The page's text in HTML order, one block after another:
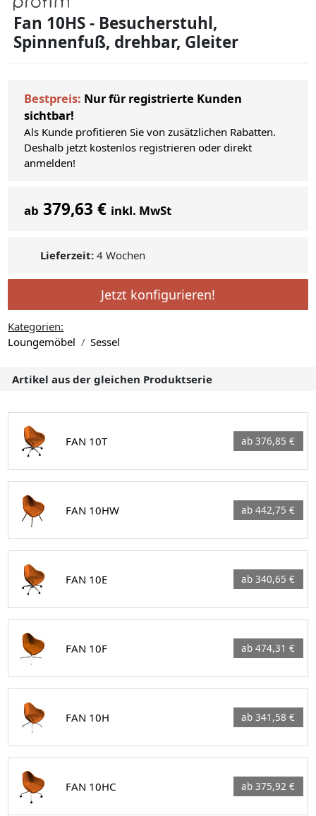
Fan 10HS - Besucherstuhl,
Spinnenfuß, drehbar, Gleiter
Bestpreis: Nur für registrierte Kunden
sichtbar!
Als Kunde profitieren Sie von zusätzlichen Rabatten.
Deshalb jetzt kostenlos registrieren oder direkt
anmelden!
ab 379,63 € inkl. MwSt
Lieferzeit: 4 Wochen
Jetzt konfigurieren!
Kategorien:
Loungemöbel
Sessel
Artikel aus der gleichen Produktserie
FAN 10T ab 376,85 €
FAN 10HW ab 442,75 €
FAN 10E ab 340,65 €
FAN 10F ab 474,31 €
FAN 10H ab 341,58 €
FAN 10HC ab 375,92 €